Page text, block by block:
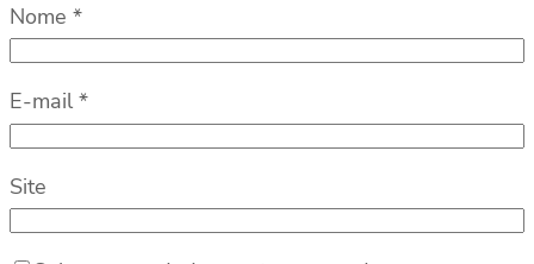
Nome *
E-mail *
Site